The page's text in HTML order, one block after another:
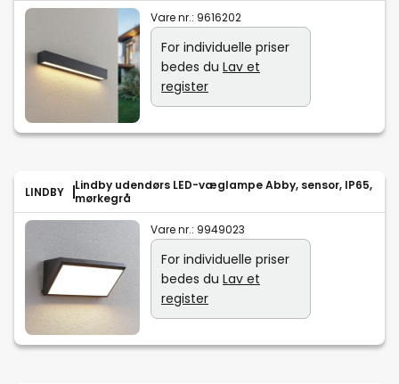
Vare nr.: 9616202
For individuelle priser
bedes du Lav et
register
LINDBY
Lindby udendørs LED-væglampe Abby, sensor, IP65,
mørkegrå
Vare nr.: 9949023
For individuelle priser
bedes du Lav et
register